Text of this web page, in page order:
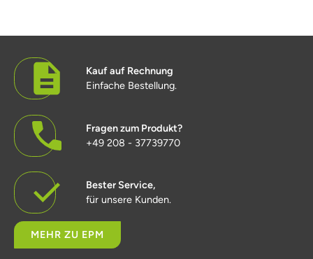
Kauf auf Rechnung
Einfache Bestellung.
Fragen zum Produkt?
+49 208 - 37739770
Bester Service,
für unsere Kunden.
MEHR ZU EPM